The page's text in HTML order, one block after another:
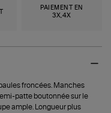
PAIEMENT EN
3X,4X
froncées. Manches
patte boutonnée sur le
ample. Longueur plus